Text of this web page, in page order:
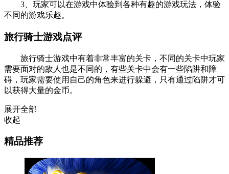
3、玩家可以在游戏中体验到各种有趣的游戏玩法，体验
不同的游戏乐趣。
旅行骑士游戏点评
旅行骑士游戏中有着非常丰富的关卡，不同的关卡中玩家
需要面对的敌人也是不同的，有些关卡中会有一些陷阱和障
碍，玩家需要使用自己的角色来进行躲避，只有通过陷阱才可
以获得大量的金币。
展开全部
收起
精品推荐